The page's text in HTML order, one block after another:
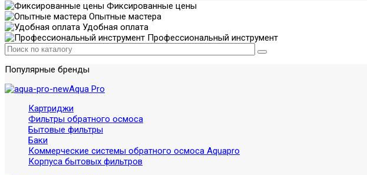
Фиксированные цены
Опытные мастера
Удобная оплата
Профессиональный инструмент
Популярные бренды
Aqua Pro
Картриджи
Фильтры обратного осмоса
Бытовые фильтры
Баки
Коммерческие системы обратного осмоса Aquapro
Корпуса бытовых фильтров